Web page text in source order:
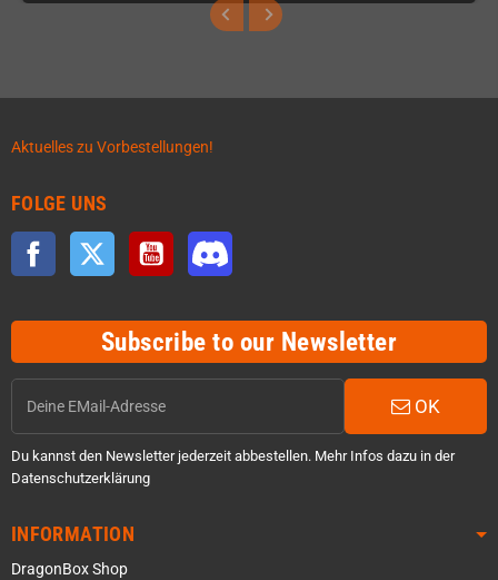
Aktuelles zu Vorbestellungen!
FOLGE UNS
Facebook Twitter YouTube
Subscribe to our Newsletter
OK
Du kannst den Newsletter jederzeit abbestellen. Mehr Infos dazu in der
Datenschutzerklärung
INFORMATION
DragonBox Shop